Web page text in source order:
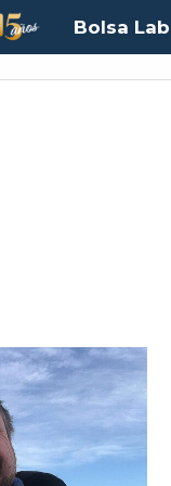
Bolsa